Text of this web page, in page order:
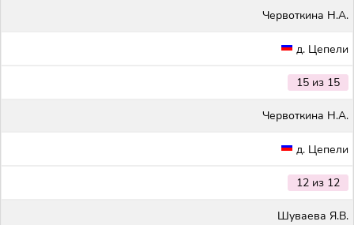
Червоткина Н.А.
д. Цепели
15 из 15
Червоткина Н.А.
д. Цепели
12 из 12
Шуваева Я.В.